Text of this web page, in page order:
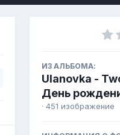
ИЗ АЛЬБОМА:
Ulanovka -
День
· 451 изображение